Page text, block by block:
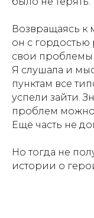
Возвращаясь
он с гордостью
свои проблемы
Я слушала и
пунктам все
успели зайти.
проблем можно
Ещё часть не
Но тогда не
истории о